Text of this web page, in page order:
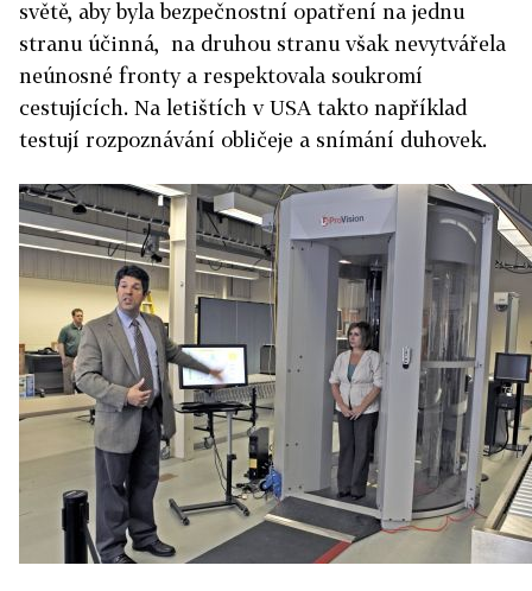
světě, aby byla bezpečnostní opatření na jednu
stranu účinná, na druhou stranu však nevytvářela
neúnosné fronty a respektovala soukromí
cestujících. Na letištích v USA takto například
testují rozpoznávání obličeje a snímání duhovek.